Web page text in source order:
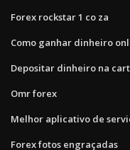
Forex rockstar 1 co za
Como ganhar dinheiro
Depositar dinheiro na
Omr forex
Melhor aplicativo de
Forex fotos engraçadas